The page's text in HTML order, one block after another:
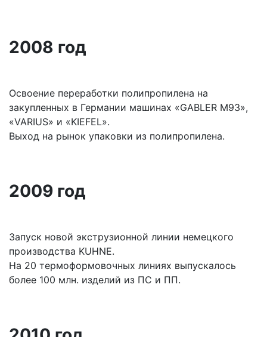
2008 год
Освоение переработки полипропилена на
закупленных в Германии машинах «GABLER М93»,
«VARIUS» и «KIEFEL».
Выход на рынок упаковки из полипропилена.
2009 год
Запуск новой экструзионной линии немецкого
производства KUHNE.
На 20 термоформовочных линиях выпускалось
более 100 млн. изделий из ПС и ПП.